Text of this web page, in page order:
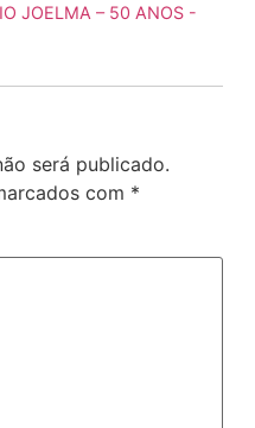
JOELMA – 50 ANOS -
será publicado.
com *